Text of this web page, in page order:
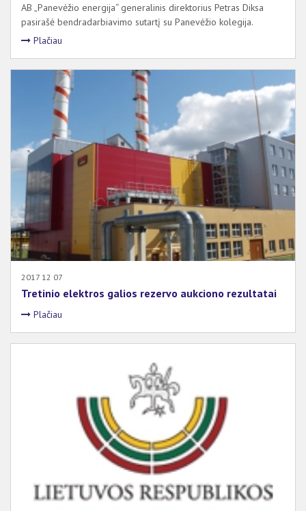
AB „Panevėžio energija“ generalinis direktorius Petras Diksa
pasirašė bendradarbiavimo sutartį su Panevėžio kolegija.
Plačiau
2017 12 07
Tretinio elektros galios rezervo aukciono rezultatai
Plačiau